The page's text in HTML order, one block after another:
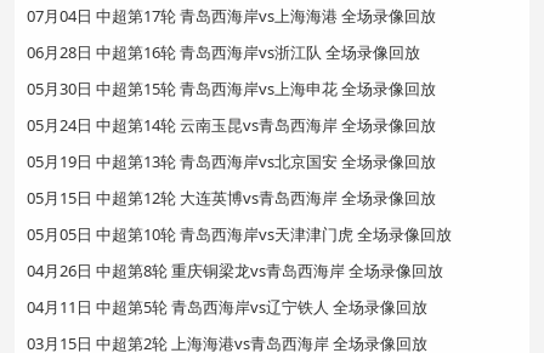
07月04日 中超第17轮 青岛西海岸vs上海海港 全场录像回放
06月28日 中超第16轮 青岛西海岸vs浙江队 全场录像回放
05月30日 中超第15轮 青岛西海岸vs上海申花 全场录像回放
05月24日 中超第14轮 云南玉昆vs青岛西海岸 全场录像回放
05月19日 中超第13轮 青岛西海岸vs北京国安 全场录像回放
05月15日 中超第12轮 大连英博vs青岛西海岸 全场录像回放
05月05日 中超第10轮 青岛西海岸vs天津津门虎 全场录像回放
04月26日 中超第8轮 重庆铜梁龙vs青岛西海岸 全场录像回放
04月11日 中超第5轮 青岛西海岸vs辽宁铁人 全场录像回放
03月15日 中超第2轮 上海海港vs青岛西海岸 全场录像回放